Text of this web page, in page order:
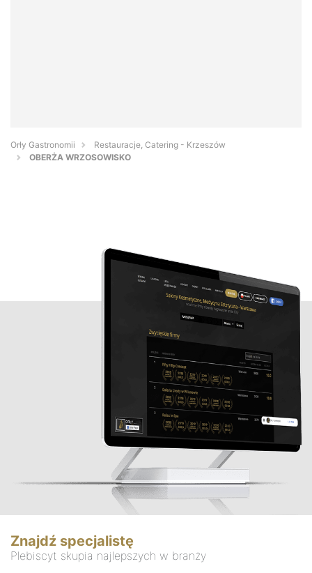
Orły Gastronomii
Restauracje, Catering - Krzeszów
OBERŻA WRZOSOWISKO
Znajdź specjalistę
Plebiscyt skupia najlepszych w branży